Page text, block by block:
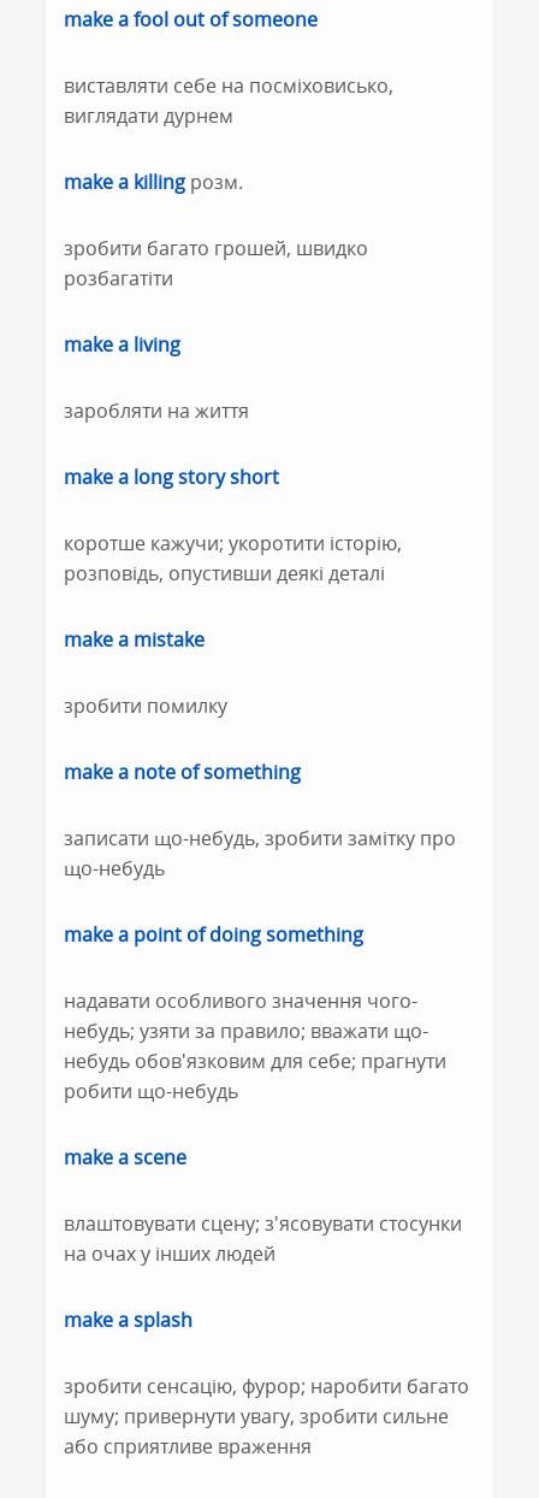
make a fool out of someone
виставляти себе на посміховисько,
виглядати дурнем
make a killing розм.
зробити багато грошей, швидко
розбагатіти
make a living
заробляти на життя
make a long story short
коротше кажучи; укоротити історію,
розповідь, опустивши деякі деталі
make a mistake
зробити помилку
make a note of something
записати що-небудь, зробити замітку про
що-небудь
make a point of doing something
надавати особливого значення чого-
небудь; узяти за правило; вважати що-
небудь обов'язковим для себе; прагнути
робити що-небудь
make a scene
влаштовувати сцену; з'ясовувати стосунки
на очах у інших людей
make a splash
зробити сенсацію, фурор; наробити багато
шуму; привернути увагу, зробити сильне
або сприятливе враження